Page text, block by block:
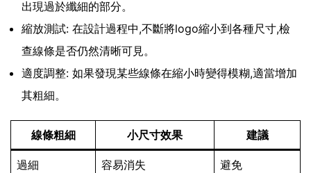
出現過於纖細的部分。
縮放測試: 在設計過程中,不斷將logo縮小到各種尺寸,檢
查線條是否仍然清晰可見。
適度調整: 如果發現某些線條在縮小時變得模糊,適當增加
其粗細。
線條粗細 小尺寸效果 建議
過細 容易消失 避免